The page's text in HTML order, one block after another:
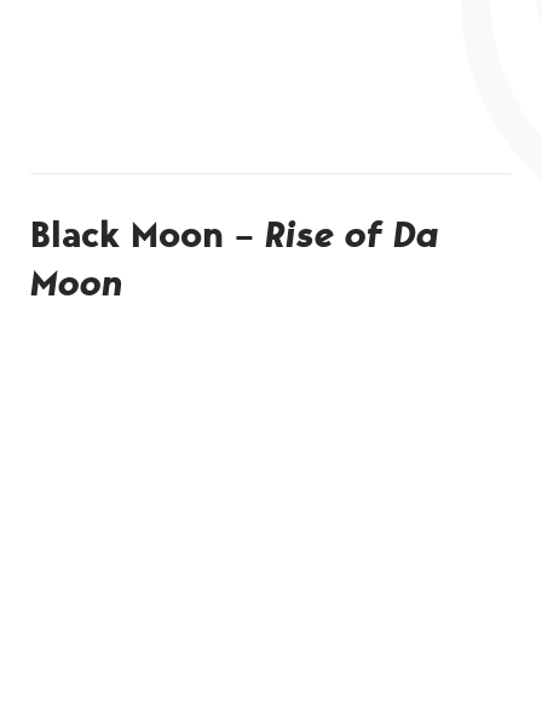
Black Moon – Rise of Da
Moon